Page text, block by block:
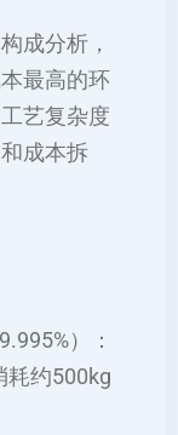
成分析，‌
最高的环
艺复杂度
成本拆
）‌：
耗约500kg